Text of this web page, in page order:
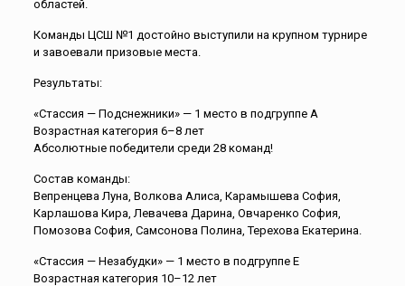
областей.
Команды ЦСШ №1 достойно выступили на крупном турнире
и завоевали призовые места.
Результаты:
«Стассия — Подснежники» — 1 место в подгруппе А
Возрастная категория 6–8 лет
Абсолютные победители среди 28 команд!
Состав команды:
Вепренцева Луна, Волкова Алиса, Карамышева София,
Карлашова Кира, Левачева Дарина, Овчаренко София,
Помозова София, Самсонова Полина, Терехова Екатерина.
«Стассия — Незабудки» — 1 место в подгруппе Е
Возрастная категория 10–12 лет